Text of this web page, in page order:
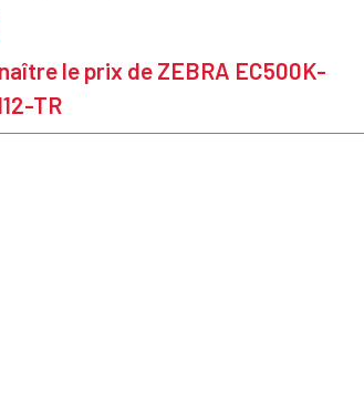
le prix de ZEBRA EC500K-
TR